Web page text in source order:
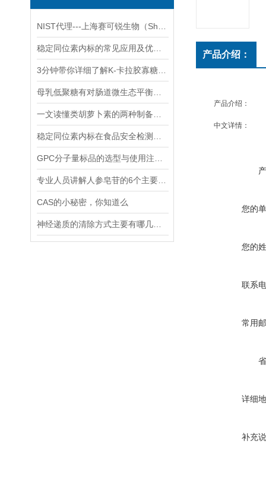
CAS的小秘密，你知道么
产品介绍：
产品介绍：
中文详情：
您的
您的
联系
常用
详细
补充